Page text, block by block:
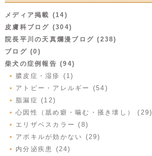
メディア掲載 (14)
皮膚科ブログ (304)
院長平川の天真爛漫ブログ (238)
ブログ (0)
柴犬の症例報告 (94)
膿皮症・湿疹 (1)
アトピー・アレルギー (54)
脂漏症 (12)
心因性（舐め癖・噛む・掻き壊し） (29)
エリザベスカラー (8)
アポキルが効かない (29)
内分泌疾患 (24)